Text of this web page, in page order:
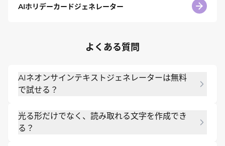
AIホリデーカードジェネレーター
よくある質問
AIネオンサインテキストジェネレーターは無料
で試せる？
エーションを増やす前にネオンサインテキストの下
書きを作成できる。
光る形だけでなく、読み取れる文字を作成でき
る？